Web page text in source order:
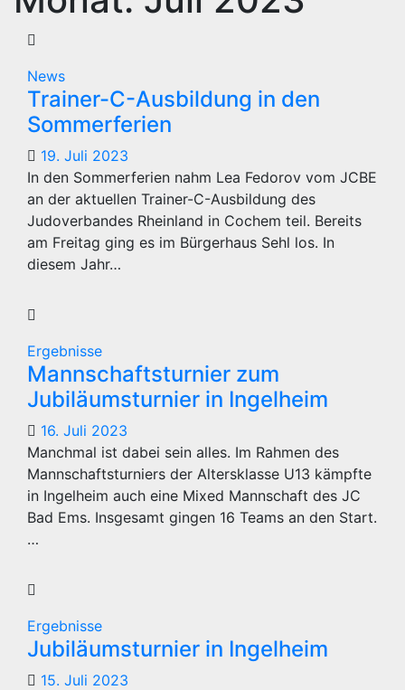
News
Trainer-C-Ausbildung in den
Sommerferien
19. Juli 2023
In den Sommerferien nahm Lea Fedorov vom JCBE
an der aktuellen Trainer-C-Ausbildung des
Judoverbandes Rheinland in Cochem teil. Bereits
am Freitag ging es im Bürgerhaus Sehl los. In
diesem Jahr…
Ergebnisse
Mannschaftsturnier zum
Jubiläumsturnier in Ingelheim
16. Juli 2023
Manchmal ist dabei sein alles. Im Rahmen des
Mannschaftsturniers der Altersklasse U13 kämpfte
in Ingelheim auch eine Mixed Mannschaft des JC
Bad Ems. Insgesamt gingen 16 Teams an den Start.
…
Ergebnisse
Jubiläumsturnier in Ingelheim
15. Juli 2023